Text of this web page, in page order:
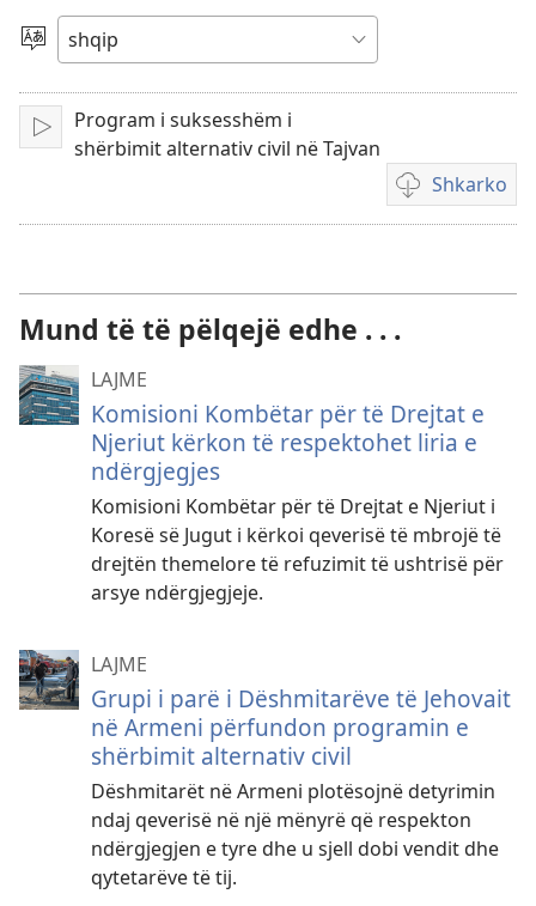
videon
Zgjidh
gjuhën
Luaj
Program i suksesshëm i
shërbimit alternativ civil në Tajvan
Shkarko
Mundësi
shkarkimi
Mund të të pëlqejë edhe . . .
LAJME
Komisioni Kombëtar për të Drejtat e
Njeriut kërkon të respektohet liria e
ndërgjegjes
Komisioni Kombëtar për të Drejtat e Njeriut i
Koresë së Jugut i kërkoi qeverisë të mbrojë të
drejtën themelore të refuzimit të ushtrisë për
arsye ndërgjegjeje.
LAJME
Grupi i parë i Dëshmitarëve të Jehovait
në Armeni përfundon programin e
shërbimit alternativ civil
Dëshmitarët në Armeni plotësojnë detyrimin
ndaj qeverisë në një mënyrë që respekton
ndërgjegjen e tyre dhe u sjell dobi vendit dhe
qytetarëve të tij.